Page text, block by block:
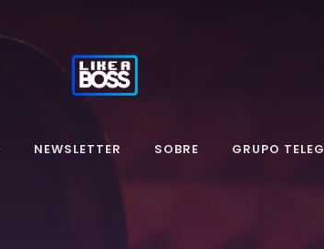
NEWSLETTER SOBRE GRUPO